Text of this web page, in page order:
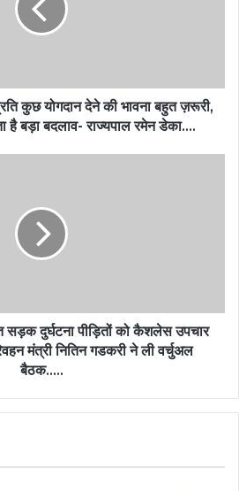
कुछ योगदान देने की भावना बहुत ज़रूरी,
है बड़ा बदलाव- राज्यपाल रमेन डेका….
सड़क दुर्घटना पीड़ितों को कैशलेस उपचार
मंत्री नितिन गडकरी ने ली वर्चुअल
बैठक…..